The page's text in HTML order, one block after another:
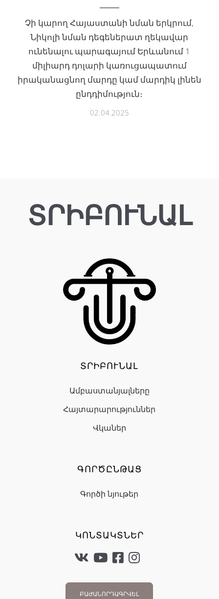
Չի կարող Հայաստանի նման երկրում,
Նիկոլի նման դեգեներատ ղեկավար
ունենալու պարագայում Երևանում 1
միլիարդ դոլարի կառուցապատում
իրականացնող մարդը կամ մարդիկ լինեն
ընդդիմություն։
02.04.2025
ՏՐԻԲՈՒՆԱԼ
ՏՐԻԲՈՒՆԱԼ
Ամբաստանյալները
Հայտարարություններ
Վկաներ
ԳՈՐԾԸՆԹԱՑ
Գործի նյութեր
ԿՈՆՏԱԿՏՆԵՐ
ԲԱԺԱՆՈՐԴԱԳՐՎԵԼ